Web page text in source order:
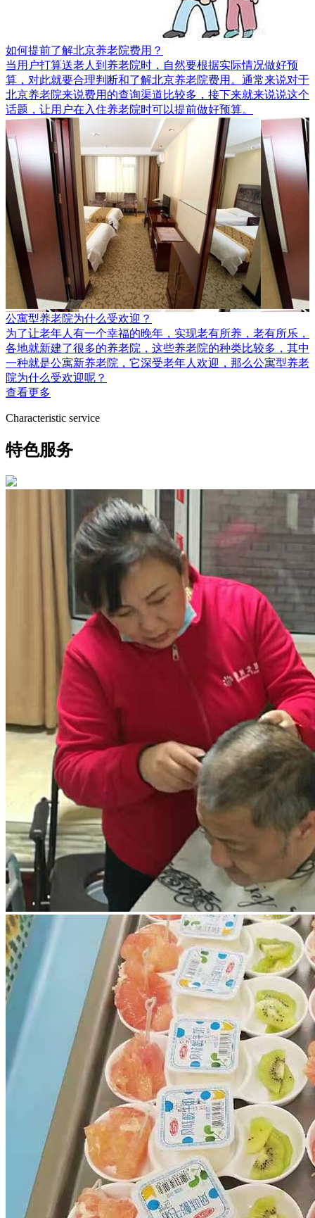
如何提前了解北京养老院费用？
当用户打算送老人到养老院时，自然要根据实际情况做好预
算，对此就要合理判断和了解北京养老院费用。通常来说对于
北京养老院来说费用的查询渠道比较多，接下来就来说说这个
话题，让用户在入住养老院时可以提前做好预算。
公寓型养老院为什么受欢迎？
​为了让老年人有一个幸福的晚年，实现老有所养，老有所乐，
各地就新建了很多的养老院，这些养老院的种类比较多，其中
一种就是公寓新养老院，它深受老年人欢迎，那么公寓型养老
院为什么受欢迎呢？
查看更多
Characteristic service
特色服务